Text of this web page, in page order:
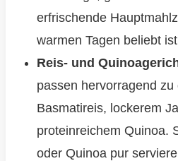
erfrischende
warmen Tagen beliebt
Reis- und
passen hervorragend zu
Basmatireis, lockerem
proteinreichem Quinoa.
oder Quinoa pur